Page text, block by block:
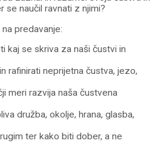
se naučil ravnati z njimi?
predavanje:
kaj se skriva za naši čustvi in
rafinirati neprijetna čustva, jezo,
meri razvija naša čustvena
družba, okolje, hrana, glasba,
ter kako biti dober, a ne